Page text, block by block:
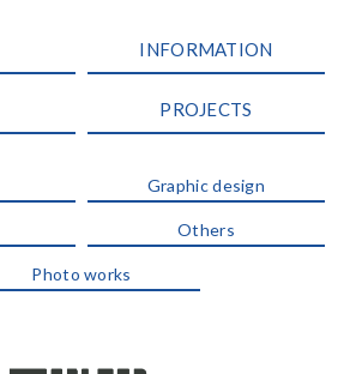
INFORMATION
PROJECTS
Graphic design
Others
Photo works